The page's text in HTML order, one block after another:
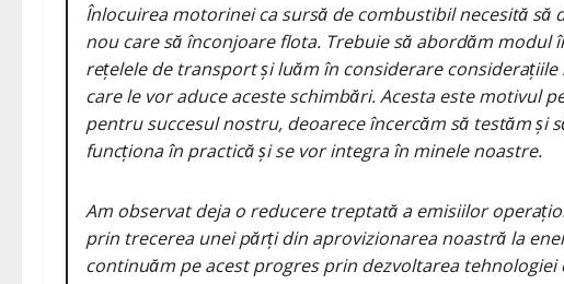
Înlocuirea motorinei ca sursă de combustibil necesită
nou care să înconjoare flota. Trebuie să abordăm modul
rețelele de transport și luăm în considerare
care le vor aduce aceste schimbări. Acesta este motivul
pentru succesul nostru, deoarece încercăm să testăm și
funcționa în practică și se vor integra în minele noastre.
Am observat deja o reducere treptată a emisiilor
prin trecerea unei părți din aprovizionarea noastră la
continuăm pe acest progres prin dezvoltarea